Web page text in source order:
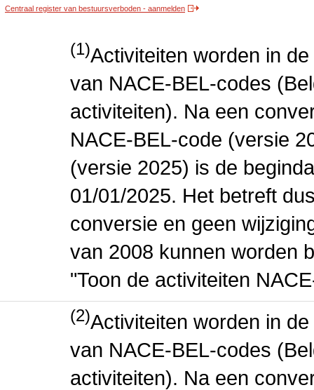
Centraal register van bestuursverboden - aanmelden
(1)Activiteiten worden in
van NACE-BEL-codes
activiteiten). Na een
NACE-BEL-code (versie
(versie 2025) is de
01/01/2025. Het betreft
conversie en geen
van 2008 kunnen worden
"Toon de activiteiten
(2)Activiteiten worden in
van NACE-BEL-codes
activiteiten). Na een